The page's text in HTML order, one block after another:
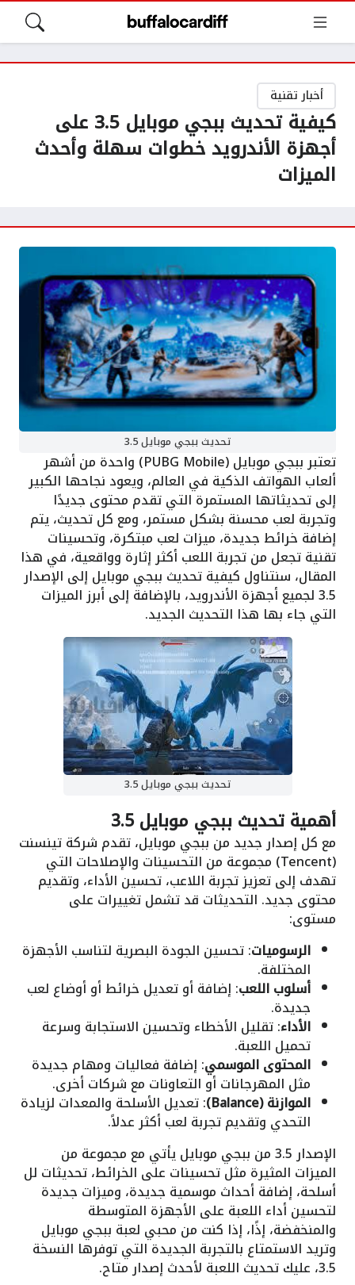
أخبار تقنية
كيفية تحديث ببجي موبايل 3.5 على
أجهزة الأندرويد خطوات سهلة وأحدث
الميزات
تحديث ببجي موبايل 3.5
تعتبر ببجي موبايل (PUBG Mobile) واحدة من أشهر
ألعاب الهواتف الذكية في العالم، ويعود نجاحها الكبير
إلى تحديثاتها المستمرة التي تقدم محتوى جديدًا
وتجربة لعب محسنة بشكل مستمر، ومع كل تحديث، يتم
إضافة خرائط جديدة، ميزات لعب مبتكرة، وتحسينات
تقنية تجعل من تجربة اللعب أكثر إثارة وواقعية، في هذا
المقال، سنتناول كيفية تحديث ببجي موبايل إلى الإصدار
3.5 لجميع أجهزة الأندرويد، بالإضافة إلى أبرز الميزات
التي جاء بها هذا التحديث الجديد.
تحديث ببجي موبايل 3.5
أهمية تحديث ببجي موبايل 3.5
مع كل إصدار جديد من ببجي موبايل، تقدم شركة تينسنت
(Tencent) مجموعة من التحسينات والإصلاحات التي
تهدف إلى تعزيز تجربة اللاعب، تحسين الأداء، وتقديم
محتوى جديد. التحديثات قد تشمل تغييرات على
مستوى:
الرسوميات: تحسين الجودة البصرية لتناسب الأجهزة
المختلفة.
أسلوب اللعب: إضافة أو تعديل خرائط أو أوضاع لعب
جديدة.
الأداء: تقليل الأخطاء وتحسين الاستجابة وسرعة
تحميل اللعبة.
المحتوى الموسمي: إضافة فعاليات ومهام جديدة
مثل المهرجانات أو التعاونات مع شركات أخرى.
الموازنة (Balance) : تعديل الأسلحة والمعدات لزيادة
التحدي وتقديم تجربة لعب أكثر عدلاً.
الإصدار 3.5 من ببجي موبايل يأتي مع مجموعة من
الميزات المثيرة مثل تحسينات على الخرائط، تحديثات لل
أسلحة، إضافة أحداث موسمية جديدة، وميزات جديدة
لتحسين أداء اللعبة على الأجهزة المتوسطة
والمنخفضة، إذًا، إذا كنت من محبي لعبة ببجي موبايل
وتريد الاستمتاع بالتجربة الجديدة التي توفرها النسخة
3.5، عليك تحديث اللعبة لأحدث إصدار متاح.